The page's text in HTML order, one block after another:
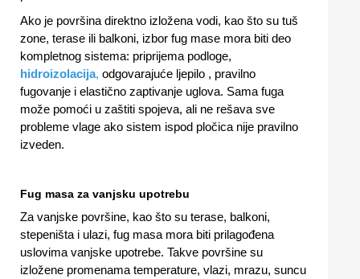
Ako je površina direktno izložena vodi, kao što su tuš
zone, terase ili balkoni, izbor fug mase mora biti deo
kompletnog sistema: priprijema podloge,
hidroizolacija, odgovarajuće ljepilo , pravilno
fugovanje i elastično zaptivanje uglova. Sama fuga
može pomoći u zaštiti spojeva, ali ne rešava sve
probleme vlage ako sistem ispod pločica nije pravilno
izveden.
Fug masa za vanjsku upotrebu
Za vanjske površine, kao što su terase, balkoni,
stepeništa i ulazi, fug masa mora biti prilagođena
uslovima vanjske upotrebe. Takve površine su
izložene promenama temperature, vlazi, mrazu, suncu